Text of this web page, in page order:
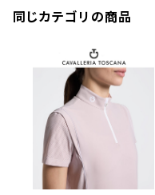
同じカテゴリの商品